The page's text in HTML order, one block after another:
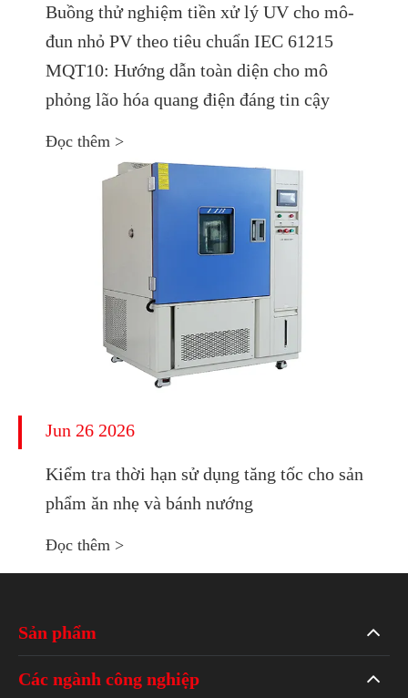
Buồng thử nghiệm tiền xử lý UV cho mô-
đun nhỏ PV theo tiêu chuẩn IEC 61215
MQT10: Hướng dẫn toàn diện cho mô
phỏng lão hóa quang điện đáng tin cậy
Đọc thêm >
Jun 26 2026
Kiểm tra thời hạn sử dụng tăng tốc cho sản
phẩm ăn nhẹ và bánh nướng
Đọc thêm >
Sản phẩm
Các ngành công nghiệp